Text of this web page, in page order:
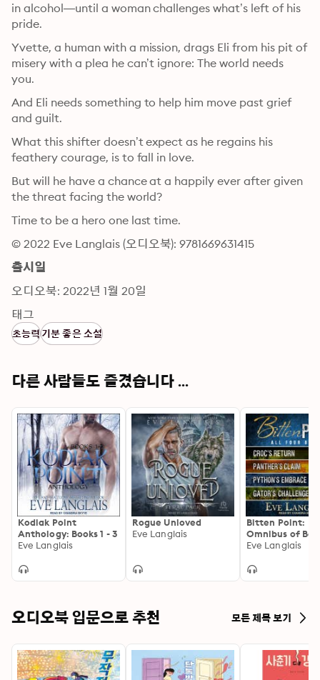
in alcohol—until a woman challenges what’s left of his
pride.
Yvette, a human with a mission, drags Eli from his pit of
misery with a plea he can’t ignore: The world needs
you.
And Eli needs something to help him move past grief
and guilt.
What this shifter doesn’t expect as he regains his
feathery courage, is to fall in love.
But will he have a chance at a happily ever after given
the threat facing the world?
Time to be a hero one last time.
© 2022 Eve Langlais (오디오북): 9781669631415
출시일
오디오북: 2022년 1월 20일
태그
초능력기분 좋은 소설
다른 사람들도 즐겼습니다 ...
Kodiak Point
Anthology: Books 1 - 3
Eve Langlais
Rogue Unloved
Eve Langlais
Bitten Point:
Omnibus of
4
Eve Langlais
오디오북 입문으로 추천 모든 제목 보기